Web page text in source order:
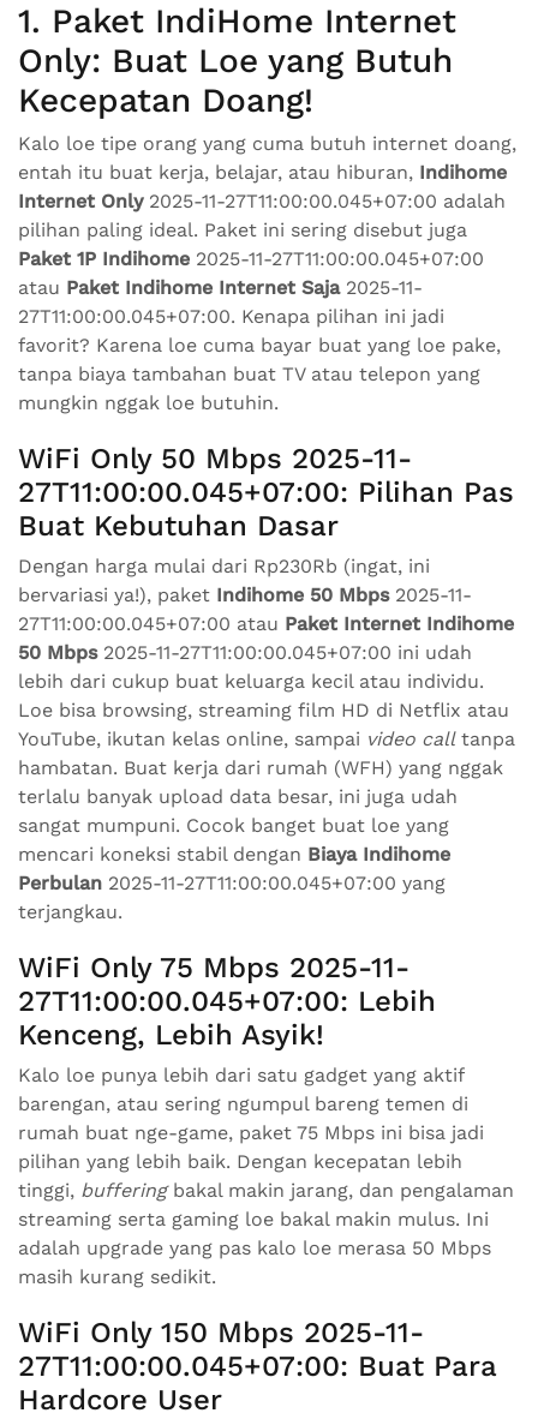
1. Paket IndiHome Internet
Only: Buat Loe yang Butuh
Kecepatan Doang!
Kalo loe tipe orang yang cuma butuh internet doang,
entah itu buat kerja, belajar, atau hiburan, Indihome
Internet Only2025-11-27T11:00:00.045+07:00 adalah
pilihan paling ideal. Paket ini sering disebut juga
Paket 1P Indihome 2025-11-27T11:00:00.045+07:00
atau Paket Indihome Internet Saja2025-11-
27T11:00:00.045+07:00. Kenapa pilihan ini jadi
favorit? Karena loe cuma bayar buat yang loe pake,
tanpa biaya tambahan buat TV atau telepon yang
mungkin nggak loe butuhin.
WiFi Only 50 Mbps 2025-11-
27T11:00:00.045+07:00: Pilihan Pas
Buat Kebutuhan Dasar
Dengan harga mulai dari Rp230Rb (ingat, ini
bervariasi ya!), paket Indihome 50 Mbps2025-11-
27T11:00:00.045+07:00 atau Paket Internet Indihome
50 Mbps2025-11-27T11:00:00.045+07:00 ini udah
lebih dari cukup buat keluarga kecil atau individu.
Loe bisa browsing, streaming film HD di Netflix atau
YouTube, ikutan kelas online, sampai video calltanpa
hambatan. Buat kerja dari rumah (WFH) yang nggak
terlalu banyak upload data besar, ini juga udah
sangat mumpuni. Cocok banget buat loe yang
mencari koneksi stabil dengan Biaya Indihome
Perbulan 2025-11-27T11:00:00.045+07:00 yang
terjangkau.
WiFi Only 75 Mbps 2025-11-
27T11:00:00.045+07:00: Lebih
Kenceng, Lebih Asyik!
Kalo loe punya lebih dari satu gadget yang aktif
barengan, atau sering ngumpul bareng temen di
rumah buat nge-game, paket 75 Mbps ini bisa jadi
pilihan yang lebih baik. Dengan kecepatan lebih
tinggi, bufferingbakal makin jarang, dan pengalaman
streaming serta gaming loe bakal makin mulus. Ini
adalah upgrade yang pas kalo loe merasa 50 Mbps
masih kurang sedikit.
WiFi Only 150 Mbps 2025-11-
27T11:00:00.045+07:00: Buat Para
Hardcore User